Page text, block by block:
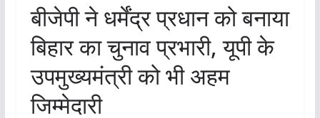
बीजेपी ने धर्मेंद्र प्रधान को बनाया
बिहार का चुनाव प्रभारी, यूपी के
उपमुख्यमंत्री को भी अहम
जिम्मेदारी